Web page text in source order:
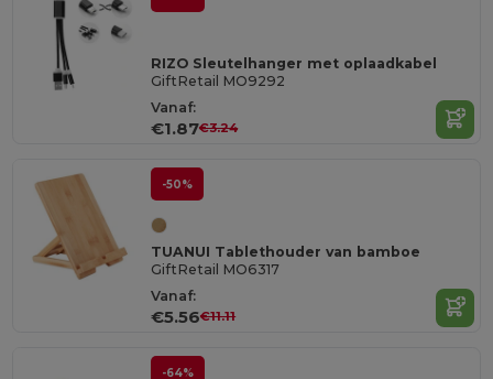
RIZO Sleutelhanger met oplaadkabel
GiftRetail MO9292
Vanaf:
€1.87€3.24
-50%
TUANUI Tablethouder van bamboe
GiftRetail MO6317
Vanaf:
€5.56€11.11
-64%